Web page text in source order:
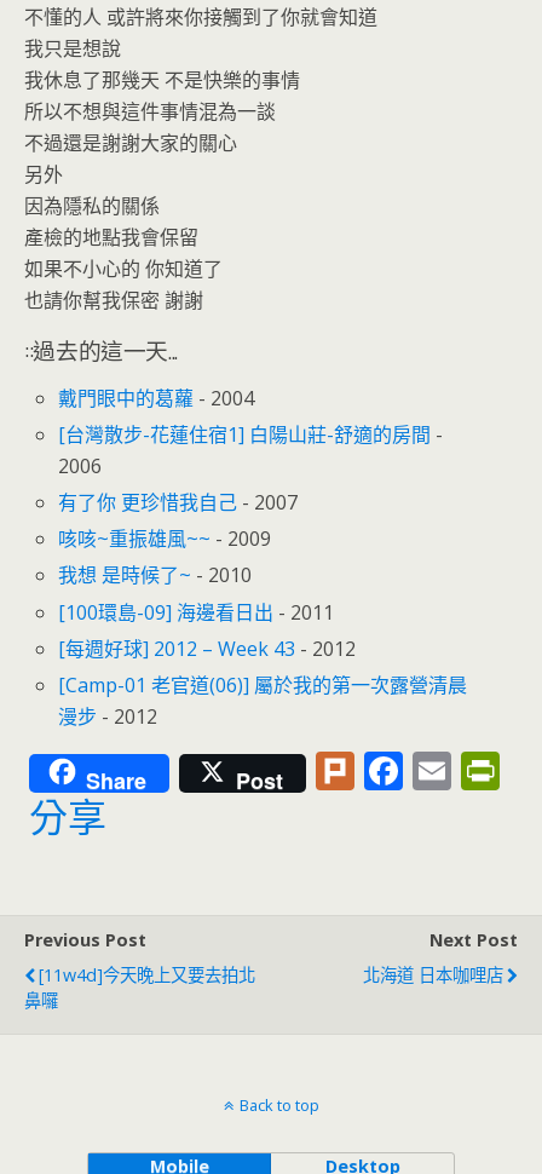
不懂的人 或許將來你接觸到了你就會知道
我只是想說
我休息了那幾天 不是快樂的事情
所以不想與這件事情混為一談
不過還是謝謝大家的關心
另外
因為隱私的關係
產檢的地點我會保留
如果不小心的 你知道了
也請你幫我保密 謝謝
::過去的這一天...
戴門眼中的葛蘿 - 2004
[台灣散步-花蓮住宿1] 白陽山莊-舒適的房間 -
2006
有了你 更珍惜我自己 - 2007
咳咳~重振雄風~~ - 2009
我想 是時候了~ - 2010
[100環島-09] 海邊看日出 - 2011
[每週好球] 2012 – Week 43 - 2012
[Camp-01 老官道(06)] 屬於我的第一次露營清晨
漫步 - 2012
Share Post Pl F
o
E
e
n
分享
Previous Post
[11w4d]今天晚上又要去拍北
鼻囉
Next Post
北海道 日本咖哩店
Back to top
Mobile Desktop